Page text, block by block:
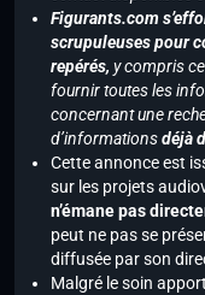
Figurants.com
scrupuleuses pour
repérés, y compris
fournir toutes les
concernant une
d’informationsdéjà
Cette annonce est
sur les projets
n’émane pas
peut ne pas se
diffusée par son
Malgré le soin